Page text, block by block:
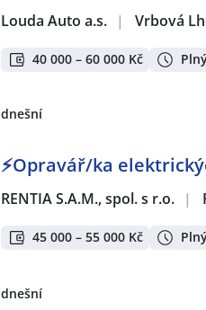
Louda Auto a.s. | Vrbová
40 000 – 60 000 Kč
dnešní
⚡Opravář/ka
RENTIA S.A.M., spol. s r.o. |
45 000 – 55 000 Kč
dnešní